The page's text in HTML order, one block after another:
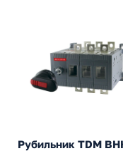
Рубильник TDM